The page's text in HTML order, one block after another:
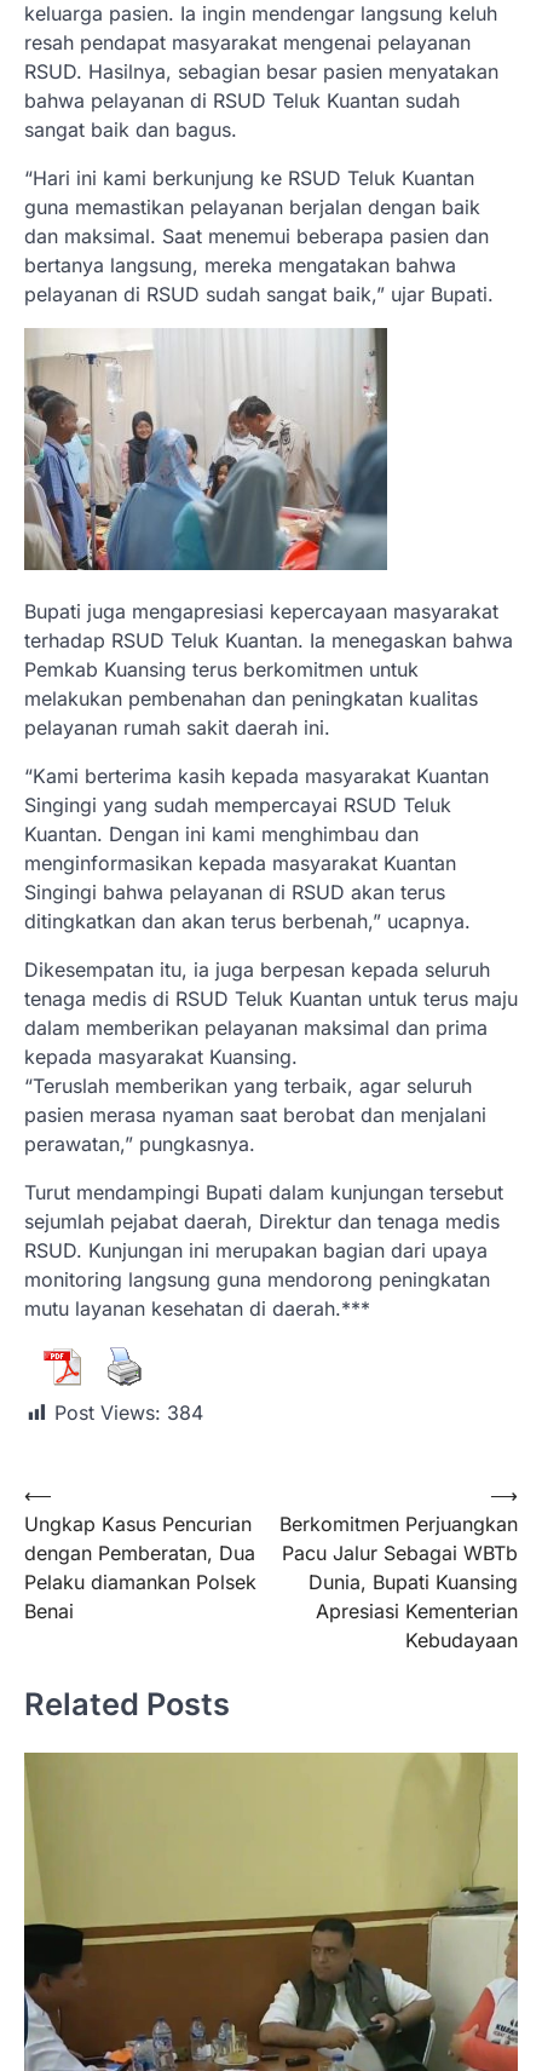
keluarga pasien. Ia ingin mendengar langsung keluh
resah pendapat masyarakat mengenai pelayanan
RSUD. Hasilnya, sebagian besar pasien menyatakan
bahwa pelayanan di RSUD Teluk Kuantan sudah
sangat baik dan bagus.
“Hari ini kami berkunjung ke RSUD Teluk Kuantan
guna memastikan pelayanan berjalan dengan baik
dan maksimal. Saat menemui beberapa pasien dan
bertanya langsung, mereka mengatakan bahwa
pelayanan di RSUD sudah sangat baik,” ujar Bupati.
Bupati juga mengapresiasi kepercayaan masyarakat
terhadap RSUD Teluk Kuantan. Ia menegaskan bahwa
Pemkab Kuansing terus berkomitmen untuk
melakukan pembenahan dan peningkatan kualitas
pelayanan rumah sakit daerah ini.
“Kami berterima kasih kepada masyarakat Kuantan
Singingi yang sudah mempercayai RSUD Teluk
Kuantan. Dengan ini kami menghimbau dan
menginformasikan kepada masyarakat Kuantan
Singingi bahwa pelayanan di RSUD akan terus
ditingkatkan dan akan terus berbenah,” ucapnya.
Dikesempatan itu, ia juga berpesan kepada seluruh
tenaga medis di RSUD Teluk Kuantan untuk terus maju
dalam memberikan pelayanan maksimal dan prima
kepada masyarakat Kuansing.
“Teruslah memberikan yang terbaik, agar seluruh
pasien merasa nyaman saat berobat dan menjalani
perawatan,” pungkasnya.
Turut mendampingi Bupati dalam kunjungan tersebut
sejumlah pejabat daerah, Direktur dan tenaga medis
RSUD. Kunjungan ini merupakan bagian dari upaya
monitoring langsung guna mendorong peningkatan
mutu layanan kesehatan di daerah.***
Post Views: 384
⟵
Ungkap Kasus Pencurian
dengan Pemberatan, Dua
Pelaku diamankan Polsek
Benai
Berkomitmen Perjuangkan
Pacu Jalur Sebagai WBTb
Dunia, Bupati Kuansing
Apresiasi Kementerian
Kebudayaan
⟶
Related Posts